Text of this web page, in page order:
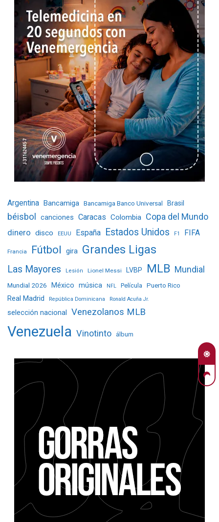
Argentina Bancamiga Bancamiga Banco Universal Brasil
béisbol canciones Caracas Colombia Copa del Mundo
dinero disco EEUU España Estados Unidos F1 FIFA
Francia Fútbol gira Grandes Ligas
Las Mayores Lesión Lionel Messi LVBP MLB Mundial
Mundial 2026 México música NFL Película Puerto Rico
Real Madrid República Dominicana Ronald Acuña Jr.
selección nacional Venezolanos MLB
Venezuela Vinotinto álbum